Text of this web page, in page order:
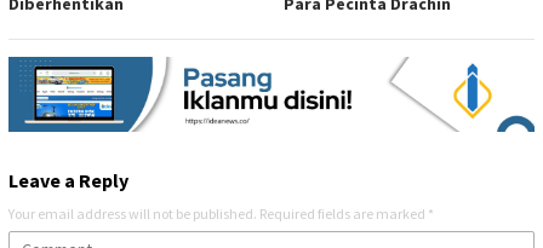
Leave a Reply
Your email address will not be published. Required fields are marked *